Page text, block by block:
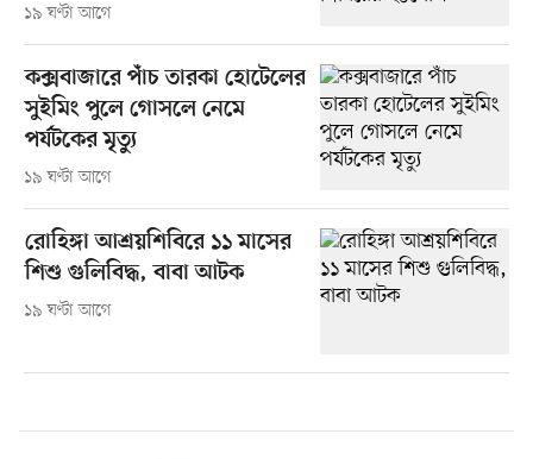
১৯ ঘণ্টা আগে
কক্সবাজারে পাঁচ তারকা হোটেলের
সুইমিং পুলে গোসলে নেমে
পর্যটকের মৃত্যু
১৯ ঘণ্টা আগে
রোহিঙ্গা আশ্রয়শিবিরে ১১ মাসের
শিশু গুলিবিদ্ধ, বাবা আটক
১৯ ঘণ্টা আগে